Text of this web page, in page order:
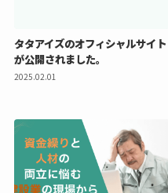
タタアイズのオフィシャルサイト
が公開されました。
2025.02.01